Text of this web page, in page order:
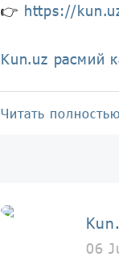
👉 https://
Kun.uz расмий
Читать
06